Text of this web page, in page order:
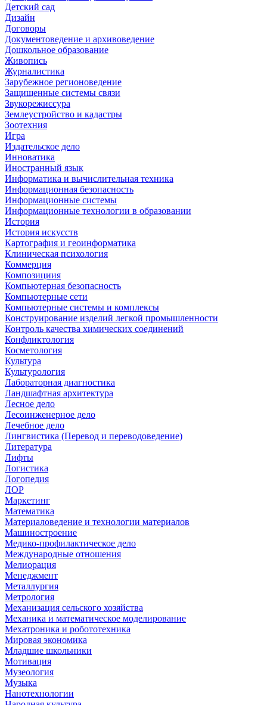
Детский сад
Дизайн
Договоры
Документоведение и архивоведение
Дошкольное образование
Живопись
Журналистика
Зарубежное регионоведение
Защищенные системы связи
Звукорежиссура
Землеустройство и кадастры
Зоотехния
Игра
Издательское дело
Инноватика
Иностранный язык
Информатика и вычислительная техника
Информационная безопасность
Информационные системы
Информационные технологии в образовании
История
История искусств
Картография и геоинформатика
Клиническая психология
Коммерция
Композициия
Компьютерная безопасность
Компьютерные сети
Компьютерные системы и комплексы
Конструирование изделий легкой промышленности
Контроль качества химических соединений
Конфликтология
Косметология
Культура
Культурология
Лабораторная диагностика
Ландшафтная архитектура
Лесное дело
Лесоинженерное дело
Лечебное дело
Лингвистика (Перевод и переводоведение)
Литература
Лифты
Логистика
Логопедия
ЛОР
Маркетинг
Математика
Материаловедение и технологии материалов
Машиностроение
Медико-профилактическое дело
Международные отношения
Мелиорация
Менеджмент
Металлургия
Метрология
Механизация сельского хозяйства
Механика и математическое моделирование
Мехатроника и робототехника
Мировая экономика
Младшие школьники
Мотивация
Музеология
Музыка
Нанотехнологии